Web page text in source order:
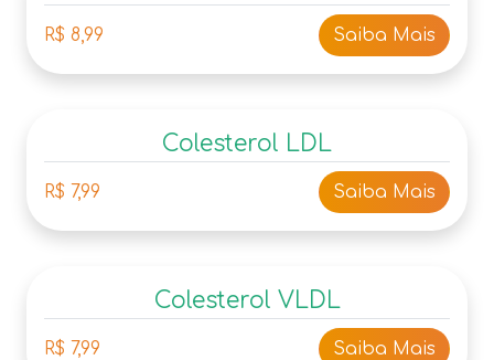
R$ 8,99 Saiba Mais
Colesterol LDL
R$ 7,99 Saiba Mais
Colesterol VLDL
R$ 7,99 Saiba Mais